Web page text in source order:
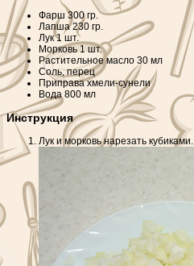
Фарш 300 гр.
Лапша 230 гр.
Лук 1 шт.
Морковь 1 шт.
Растительное масло 30 мл
Соль, перец
Приправа хмели-сунели
Вода 800 мл
Инструкция
Лук и морковь нарезать кубиками.